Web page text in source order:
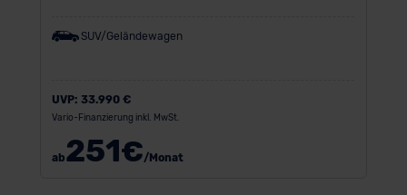
SUV/Geländewagen
UVP: 33.990 €
Vario-Finanzierung inkl. MwSt.
ab251€/Monat